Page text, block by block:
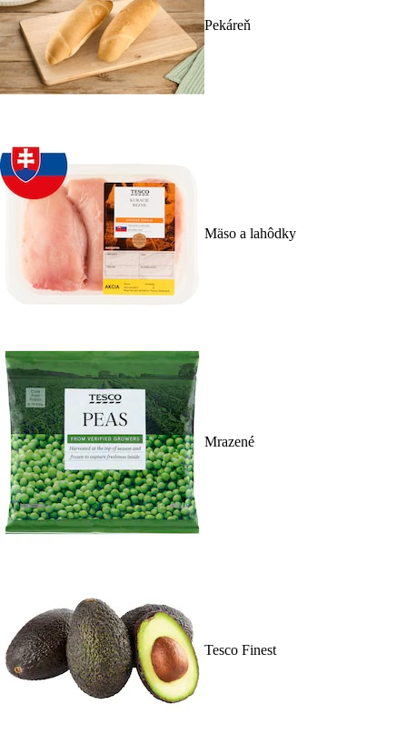
Pekáreň
Mäso a lahôdky
Mrazené
Tesco Finest